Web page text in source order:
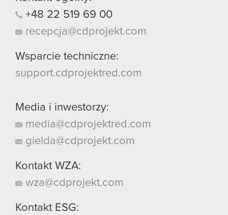
+48 22 519 69 00
recepcja@cdprojekt.com
Wsparcie techniczne:
support.cdprojektred.com
Media i inwestorzy:
media@cdprojektred.com
gielda@cdprojekt.com
Kontakt WZA:
wza@cdprojekt.com
Kontakt ESG: